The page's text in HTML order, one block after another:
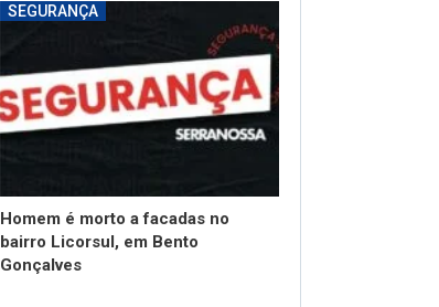
SEGURANÇA
Homem é morto a facadas no
bairro Licorsul, em Bento
Gonçalves